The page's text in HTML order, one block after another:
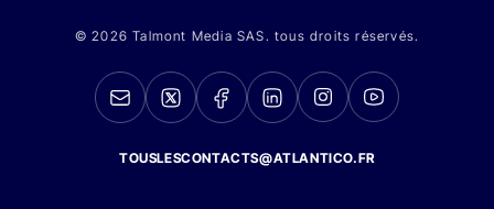
© 2026 Talmont Media SAS. tous droits réservés.
TOUSLESCONTACTS@ATLANTICO.FR